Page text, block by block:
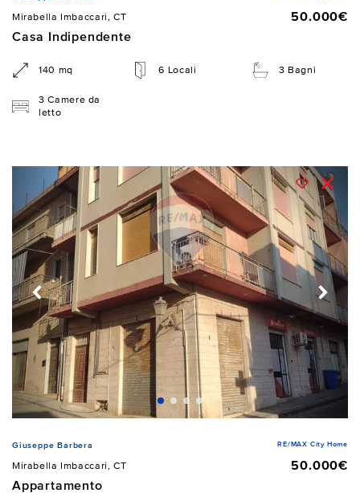
Mirabella Imbaccari, CT
50.000€
Casa Indipendente
140 mq 6 Locali 3 Bagni
3 Camere da
letto
Giuseppe Barbera RE/MAX City Home
Mirabella Imbaccari, CT
50.000€
Appartamento